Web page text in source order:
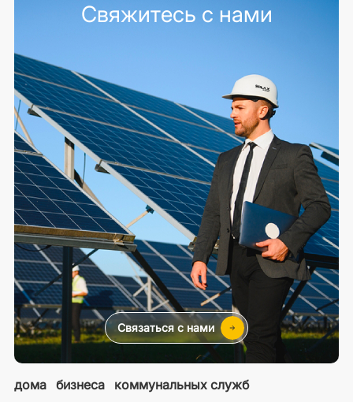
дома бизнеса коммунальных служб
Свяжитесь с нами
Связаться с нами